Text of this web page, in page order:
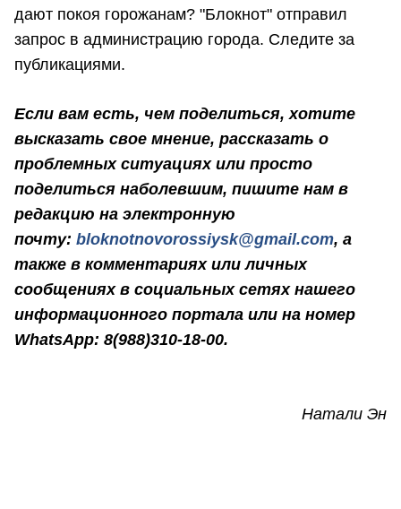
дают покоя горожанам? "Блокнот" отправил
запрос в администрацию города. Следите за
публикациями.
Если вам есть, чем поделиться, хотите
высказать свое мнение, рассказать о
проблемных ситуациях или просто
поделиться наболевшим, пишите нам в
редакцию на электронную
почту: bloknotnovorossiysk@gmail.com, а
также в комментариях или личных
сообщениях в социальных сетях нашего
информационного портала или на номер
WhatsApp: 8(988)310-18-00.
Натали Эн